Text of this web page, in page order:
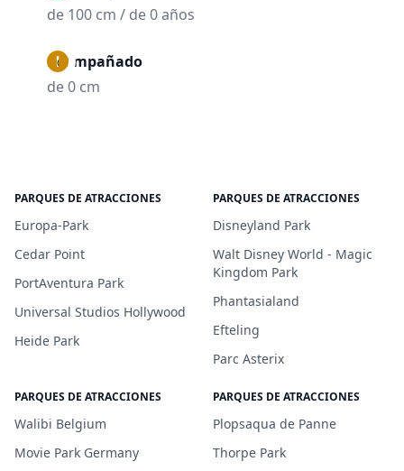
de 100 cm / de 0 años
Acompañado
de 0 cm
PARQUES DE ATRACCIONES
Europa-Park
Cedar Point
PortAventura Park
Universal Studios Hollywood
Heide Park
PARQUES DE ATRACCIONES
Disneyland Park
Walt Disney World - Magic
Kingdom Park
Phantasialand
Efteling
Parc Asterix
PARQUES DE ATRACCIONES
Walibi Belgium
Movie Park Germany
PARQUES DE ATRACCIONES
Plopsaqua de Panne
Thorpe Park